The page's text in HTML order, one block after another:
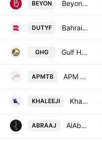
BEYON Beyon B.S.C
DUTYF Bahrain Duty Free Shop Complex
GHG Gulf Hotels Group
APMTB APM Terminals Bahrain BSC
KHALEEJI Khaleeji Bank B.S.C.
ABRAAJ AlAbraaj Restaurants Group